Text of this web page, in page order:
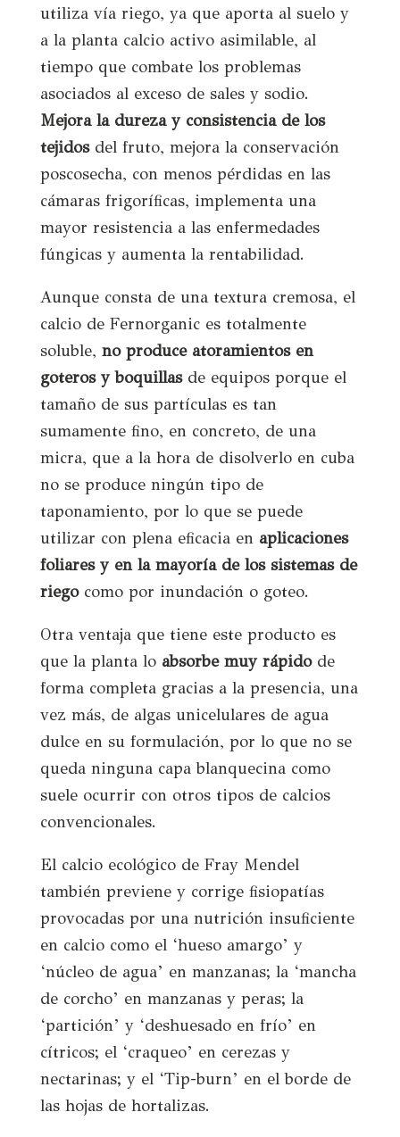
utiliza vía riego, ya que aporta al suelo y
a la planta calcio activo asimilable, al
tiempo que combate los problemas
asociados al exceso de sales y sodio.
Mejora la dureza y consistencia de los
tejidosdel fruto, mejora la conservación
poscosecha, con menos pérdidas en las
cámaras frigoríficas, implementa una
mayor resistencia a las enfermedades
fúngicas y aumenta la rentabilidad.
Aunque consta de una textura cremosa, el
calcio de Fernorganic es totalmente
soluble, no produce atoramientos en
goteros y boquillasde equipos porque el
tamaño de sus partículas es tan
sumamente fino, en concreto, de una
micra, que a la hora de disolverlo en cuba
no se produce ningún tipo de
taponamiento, por lo que se puede
utilizar con plena eficacia en aplicaciones
foliares y en la mayoría de los sistemas de
riegocomo por inundación o goteo.
Otra ventaja que tiene este producto es
que la planta lo absorbe muy rápidode
forma completa gracias a la presencia, una
vez más, de algas unicelulares de agua
dulce en su formulación, por lo que no se
queda ninguna capa blanquecina como
suele ocurrir con otros tipos de calcios
convencionales.
El calcio ecológico de Fray Mendel
también previene y corrige fisiopatías
provocadas por una nutrición insuficiente
en calcio como el ‘hueso amargo’ y
‘núcleo de agua’ en manzanas; la ‘mancha
de corcho’ en manzanas y peras; la
‘partición’ y ‘deshuesado en frío’ en
cítricos; el ‘craqueo’ en cerezas y
nectarinas; y el ‘Tip-burn’ en el borde de
las hojas de hortalizas.